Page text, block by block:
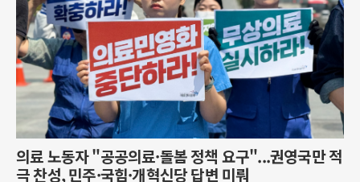
의료 노동자 "공공의료·돌봄 정책 요구"...권영국만 적
극 찬성, 민주·국힘·개혁신당 답변 미뤄